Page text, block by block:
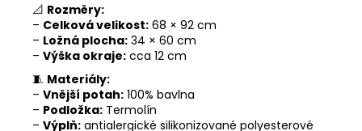
📐 Rozměry:
– Celková velikost: 68 × 92 cm
– Ložná plocha: 34 × 60 cm
– Výška okraje: cca 12 cm
🧵 Materiály:
– Vnější potah: 100% bavlna
– Podložka: Termolín
– Výplň: antialergické silikonizované polyesterové